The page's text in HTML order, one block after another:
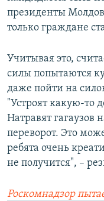
президенты
только граждане
Учитывая это,
силы попытаются
даже пойти на
"Устроят какую-то
Натравят гагаузов
переворот. Это
ребята очень
не получится", –
Роскомнадзор